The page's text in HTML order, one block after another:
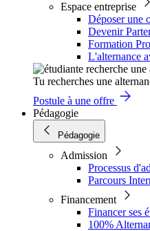
Espace entreprise
Déposer une
Devenir
Formation
L'alternance
Tu recherches une
Postule à une offre
Pédagogie
Pédagogie
Admission
Processus
Parcours
Financement
Financer ses
100%